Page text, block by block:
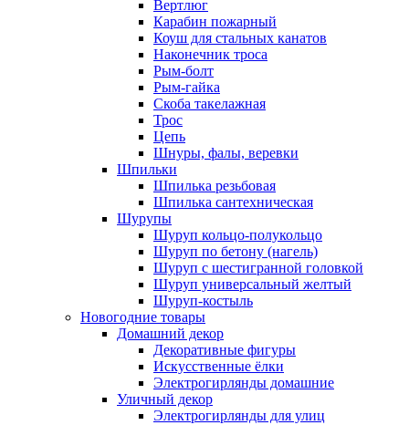
Вертлюг
Карабин пожарный
Коуш для стальных канатов
Наконечник троса
Рым-болт
Рым-гайка
Скоба такелажная
Трос
Цепь
Шнуры, фалы, веревки
Шпильки
Шпилька резьбовая
Шпилька сантехническая
Шурупы
Шуруп кольцо-полукольцо
Шуруп по бетону (нагель)
Шуруп с шестигранной головкой
Шуруп универсальный желтый
Шуруп-костыль
Новогодние товары
Домашний декор
Декоративные фигуры
Искусственные ёлки
Электрогирлянды домашние
Уличный декор
Электрогирлянды для улиц